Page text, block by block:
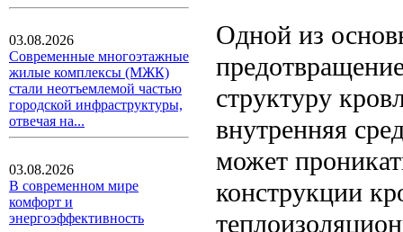
03.08.2026
Современные многоэтажные
жилые комплексы (МЖК)
стали неотъемлемой частью
городской инфраструктуры,
отвечая на...
03.08.2026
В современном мире
комфорт и
энергоэффективность
Одной из
структуру
внутренняя
может
конструкции